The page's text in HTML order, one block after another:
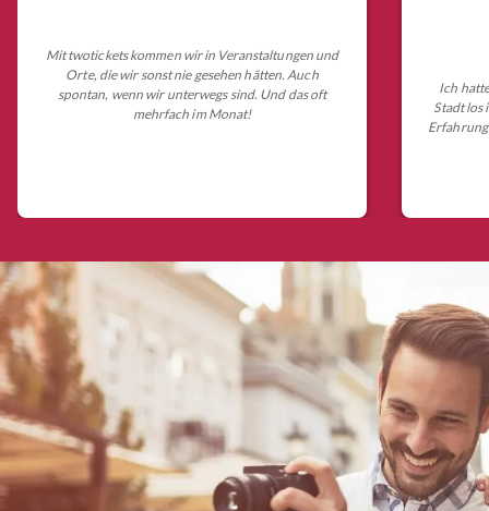
Mit twotickets kommen wir in Veranstaltungen und
Orte, die wir sonst nie gesehen hätten. Auch
spontan, wenn wir unterwegs sind. Und das oft
mehrfach im Monat!
Ich
Stadt los